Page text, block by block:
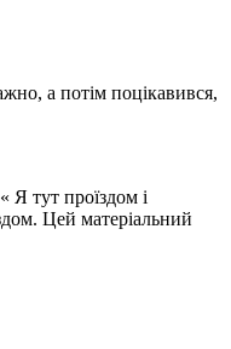
а потім поцікавився,
тут проїздом і
Цей матеріальний